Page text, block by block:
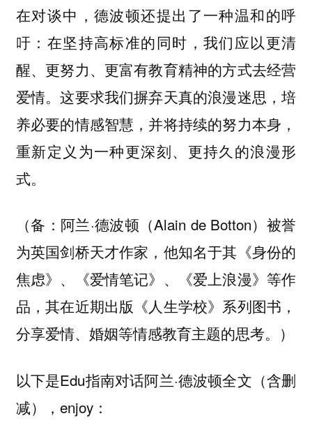
在对谈中，德波顿还提出了一种温和的呼
吁：在坚持高标准的同时，我们应以更清
醒、更努力、更富有教育精神的方式去经营
爱情。这要求我们摒弃天真的浪漫迷思，培
养必要的情感智慧，并将持续的努力本身，
重新定义为一种更深刻、更持久的浪漫形
式。
（备：阿兰·德波顿（Alain de Botton）被誉
为英国剑桥天才作家，他知名于其《身份的
焦虑》、《爱情笔记》、《爱上浪漫》等作
品，其在近期出版《人生学校》系列图书，
分享爱情、婚姻等情感教育主题的思考。）
以下是Edu指南对话阿兰·德波顿全文（含删
减），enjoy：